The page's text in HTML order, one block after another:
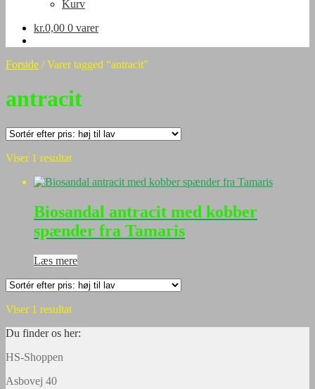
Kurv
kr.0,00 0 varer
Forside /Varer tagged “antracit”
antracit
Viser 1 resultat
Biosandal antracit med kobber
spænder fra Tamaris
Læs mere
Viser 1 resultat
Du finder os her:
HS-Shoppen
Asbovej 40